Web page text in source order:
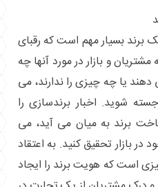
برند بسیار مهم است که رقبای
و بازار در مورد آنها چه
یا چه چیزی را ندارند، می
شوید. اخبار برندسازی را
برند به میان می آید، می
در بازار تحقیق کنید. به اعتقاد
است که هویت برند را ایجاد